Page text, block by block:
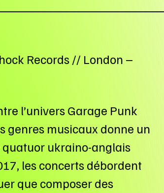
Records // London –
l’univers Garage Punk
genres musicaux donne un
quatuor ukraino-anglais
les concerts débordent
que composer des